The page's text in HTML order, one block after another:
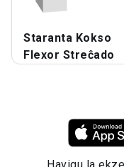
Staranta Kokso
Flexor Streĉado